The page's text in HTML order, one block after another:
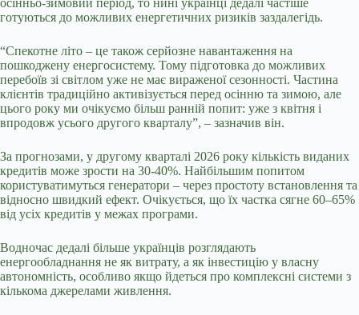
готуються до можливих енергетичних ризиків заздалегідь.
“Спекотне літо – це також серйозне навантаження на
пошкоджену енергосистему. Тому підготовка до можливих
перебоїв зі світлом уже не має вираженої сезонності. Частина
клієнтів традиційно активізується перед осінню та зимою, але
цього року ми очікуємо більш ранній попит: уже з квітня і
впродовж усього другого кварталу”, – зазначив він.
За прогнозами, у другому кварталі 2026 року кількість виданих
кредитів може зрости на 30-40%. Найбільшим попитом
користуватимуться генератори – через простоту встановлення та
відносно швидкий ефект. Очікується, що їх частка сягне 60–65%
від усіх кредитів у межах програми.
Водночас дедалі більше українців розглядають
енергообладнання не як витрату, а як інвестицію у власну
автономність, особливо якщо йдеться про комплексні системи з
кількома джерелами живлення.